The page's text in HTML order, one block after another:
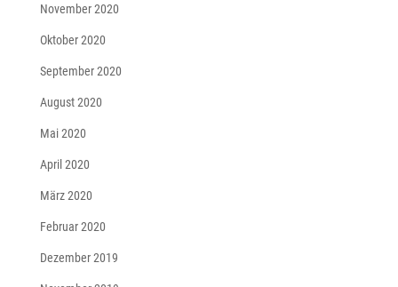
November 2020
Oktober 2020
September 2020
August 2020
Mai 2020
April 2020
März 2020
Februar 2020
Dezember 2019